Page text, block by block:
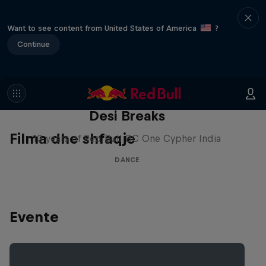
Want to see content from United States of America
?
Continue
Filma dhe shfaqje
Desi Breaks
10 years of Red Bull BC One Cypher India
DANCE
Evente